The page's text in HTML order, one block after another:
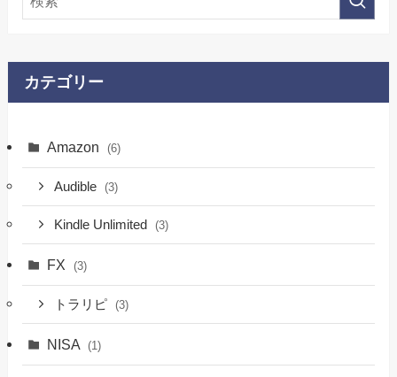
カテゴリー
Amazon (6)
Audible (3)
Kindle Unlimited (3)
FX (3)
トラリピ (3)
NISA (1)